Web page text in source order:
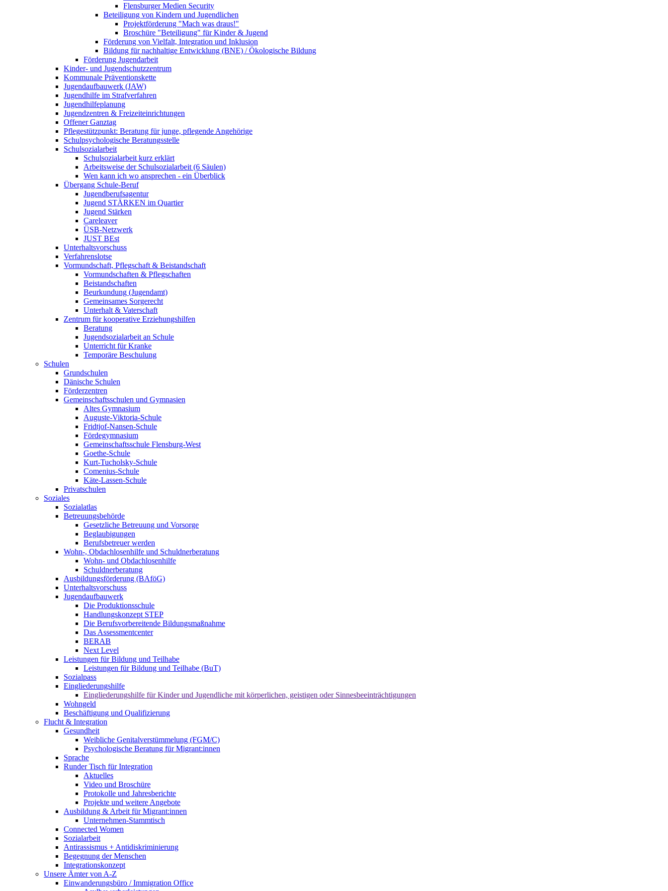
Flensburger Medien Security
Beteiligung von Kindern und Jugendlichen
Projektförderung "Mach was draus!"
Broschüre "Beteiligung" für Kinder & Jugend
Förderung von Vielfalt, Integration und Inklusion
Bildung für nachhaltige Entwicklung (BNE) / Ökologische Bildung
Förderung Jugendarbeit
Kinder- und Jugendschutzzentrum
Kommunale Präventionskette
Jugendaufbauwerk (JAW)
Jugendhilfe im Strafverfahren
Jugendhilfeplanung
Jugendzentren & Freizeiteinrichtungen
Offener Ganztag
Pflegestützpunkt: Beratung für junge, pflegende Angehörige
Schulpsychologische Beratungsstelle
Schulsozialarbeit
Schulsozialarbeit kurz erklärt
Arbeitsweise der Schulsozialarbeit (6 Säulen)
Wen kann ich wo ansprechen - ein Überblick
Übergang Schule-Beruf
Jugendberufsagentur
Jugend STÄRKEN im Quartier
Jugend Stärken
Careleaver
ÜSB-Netzwerk
JUST BEst
Unterhaltsvorschuss
Verfahrenslotse
Vormundschaft, Pflegschaft & Beistandschaft
Vormundschaften & Pflegschaften
Beistandschaften
Beurkundung (Jugendamt)
Gemeinsames Sorgerecht
Unterhalt & Vaterschaft
Zentrum für kooperative Erziehungshilfen
Beratung
Jugendsozialarbeit an Schule
Unterricht für Kranke
Temporäre Beschulung
Schulen
Grundschulen
Dänische Schulen
Förderzentren
Gemeinschaftsschulen und Gymnasien
Altes Gymnasium
Auguste-Viktoria-Schule
Fridtjof-Nansen-Schule
Fördegymnasium
Gemeinschaftsschule Flensburg-West
Goethe-Schule
Kurt-Tucholsky-Schule
Comenius-Schule
Käte-Lassen-Schule
Privatschulen
Soziales
Sozialatlas
Betreuungsbehörde
Gesetzliche Betreuung und Vorsorge
Beglaubigungen
Berufsbetreuer werden
Wohn-, Obdachlosenhilfe und Schuldnerberatung
Wohn- und Obdachlosenhilfe
Schuldnerberatung
Ausbildungsförderung (BAföG)
Unterhaltsvorschuss
Jugendaufbauwerk
Die Produktionsschule
Handlungskonzept STEP
Die Berufsvorbereitende Bildungsmaßnahme
Das Assessmentcenter
BERAB
Next Level
Leistungen für Bildung und Teilhabe
Leistungen für Bildung und Teilhabe (BuT)
Sozialpass
Eingliederungshilfe
Eingliederungshilfe für Kinder und Jugendliche mit körperlichen, geistigen oder Sinnesbeeinträchtigungen
Wohngeld
Beschäftigung und Qualifizierung
Flucht & Integration
Gesundheit
Weibliche Genitalverstümmelung (FGM/C)
Psychologische Beratung für Migrant:innen
Sprache
Runder Tisch für Integration
Aktuelles
Video und Broschüre
Protokolle und Jahresberichte
Projekte und weitere Angebote
Ausbildung & Arbeit für Migrant:innen
Unternehmen-Stammtisch
Connected Women
Sozialarbeit
Antirassismus + Antidiskriminierung
Begegnung der Menschen
Integrationskonzept
Unsere Ämter von A-Z
Einwanderungsbüro / Immigration Office